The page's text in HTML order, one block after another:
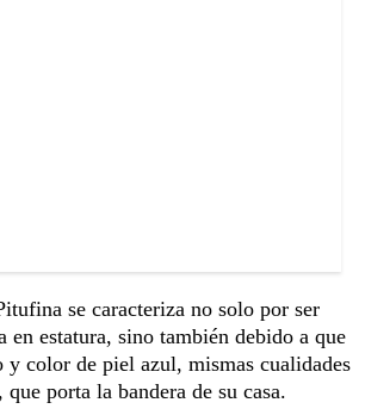
se caracteriza no solo por ser
en estatura, sino también debido a que
y color de piel azul, mismas cualidades
porta la bandera de su casa.